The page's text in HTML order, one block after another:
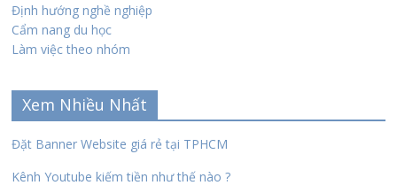
Định hướng nghề nghiệp
Cẩm nang du học
Làm việc theo nhóm
Xem Nhiều Nhất
Đặt Banner Website giá rẻ tại TPHCM
Kênh Youtube kiếm tiền như thế nào ?